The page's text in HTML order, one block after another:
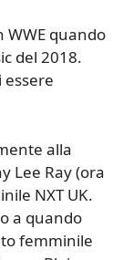
quando
del 2018.
alla
Lee Ray (ora
NXT UK.
a quando
femminile